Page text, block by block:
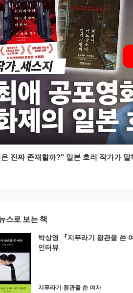
진짜 존재할까?" 일본 호러 작가가
스로 보는 책
박상영 『지푸라기 왕관을 쓴
인터뷰
지푸라기 왕관을 쓴 여자